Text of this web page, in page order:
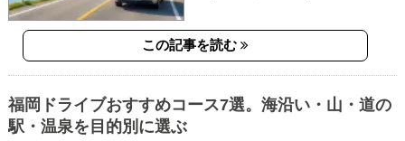
この記事を読む
福岡ドライブおすすめコース7選。海沿い・山・道の
駅・温泉を目的別に選ぶ